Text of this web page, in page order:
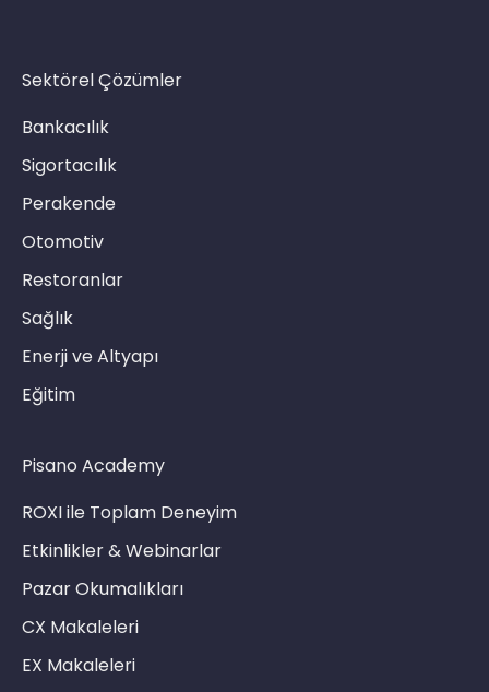
Sektörel Çözümler
Bankacılık
Sigortacılık
Perakende
Otomotiv
Restoranlar
Sağlık
Enerji ve Altyapı
Eğitim
Pisano Academy
ROXI ile Toplam Deneyim
Etkinlikler & Webinarlar
Pazar Okumalıkları
CX Makaleleri
EX Makaleleri